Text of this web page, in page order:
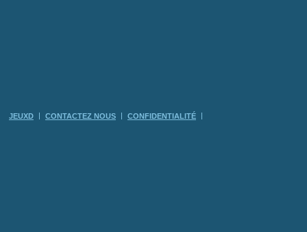
JEUXD CONTACTEZ NOUS CONFIDENTIALITÉ